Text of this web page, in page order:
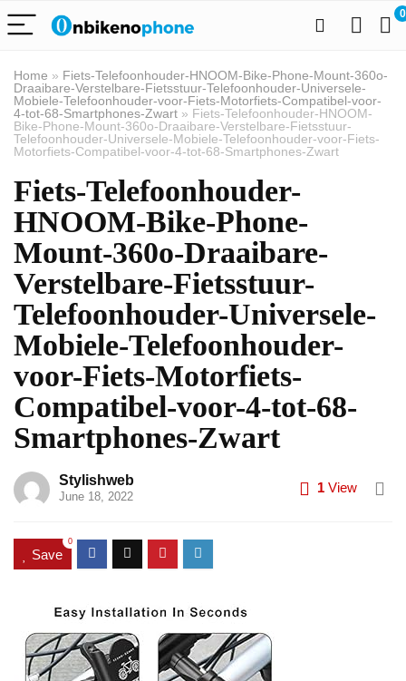
0
Home » Fiets-Telefoonhouder-HNOOM-Bike-Phone-Mount-360o-
Draaibare-Verstelbare-Fietsstuur-Telefoonhouder-Universele-
Mobiele-Telefoonhouder-voor-Fiets-Motorfiets-Compatibel-voor-
4-tot-68-Smartphones-Zwart » Fiets-Telefoonhouder-HNOOM-
Bike-Phone-Mount-360o-Draaibare-Verstelbare-Fietsstuur-
Telefoonhouder-Universele-Mobiele-Telefoonhouder-voor-Fiets-
Motorfiets-Compatibel-voor-4-tot-68-Smartphones-Zwart
Fiets-Telefoonhouder-
HNOOM-Bike-Phone-
Mount-360o-Draaibare-
Verstelbare-Fietsstuur-
Telefoonhouder-Universele-
Mobiele-Telefoonhouder-
voor-Fiets-Motorfiets-
Compatibel-voor-4-tot-68-
Smartphones-Zwart
Stylishweb
June 18, 2022
1 View
Save
0